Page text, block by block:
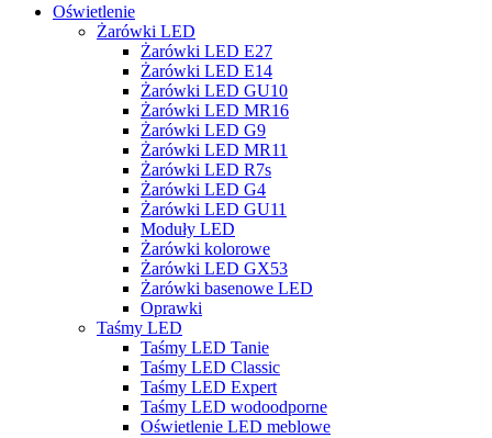
Oświetlenie
Żarówki LED
Żarówki LED E27
Żarówki LED E14
Żarówki LED GU10
Żarówki LED MR16
Żarówki LED G9
Żarówki LED MR11
Żarówki LED R7s
Żarówki LED G4
Żarówki LED GU11
Moduły LED
Żarówki kolorowe
Żarówki LED GX53
Żarówki basenowe LED
Oprawki
Taśmy LED
Taśmy LED Tanie
Taśmy LED Classic
Taśmy LED Expert
Taśmy LED wodoodporne
Oświetlenie LED meblowe